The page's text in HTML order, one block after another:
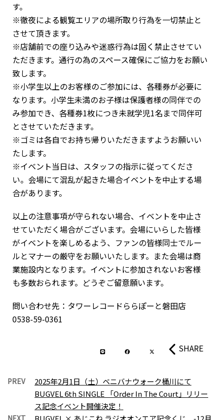
す。
※徹夜による観覧エリアの場所取り行為を一切禁止と
させて頂きます。
※店舗前での座り込みや迷惑行為は固く禁止させてい
ただきます。通行の為のスペース確保にご協力をお願い
致します。
※小学生以上のお客様のご参加には、各種券が必要に
なります。小学生未満のお子様は保護者様の同伴での
み参加でき、各種券1枚につき未就学児1名まで同伴可
とさせていただきます。
※ゴミは各自でお持ち帰りいただきますようお願いい
たします。
※イベント当日は、スタッフの指示に従ってくださ
い。会場にて混乱が起きた場合イベントを中止する場
合があります。
以上の注意事項が守られない場合、イベントを中止さ
せていただく場合がございます。会場にいらした皆様
がイベントを楽しめるよう、ファンの皆様同士でルー
ルとマナーの厳守をお願いいたします。また会場は商
業施設内となります。イベントに参加されないお客様
も多数おられます。どうぞご留意願います。
問い合わせ先：タワーレコードららぽーと磐田店
0538-59-0361
SHARE
PREV
2025年2月1日（土）ベニバナウォーク桶川にて
BUGVEL 6th SINGLE 「Order In The Court」リリー
ス記念イベント開催決定！